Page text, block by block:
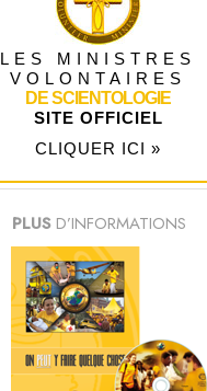
LES MINISTRES
VOLONTAIRES
DE SCIENTOLOGIE
SITE OFFICIEL
CLIQUER ICI »
PLUS D’INFORMATIONS